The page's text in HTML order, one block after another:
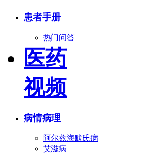
患者手册
热门问答
医药
视频
病情病理
阿尔兹海默氏病
艾滋病